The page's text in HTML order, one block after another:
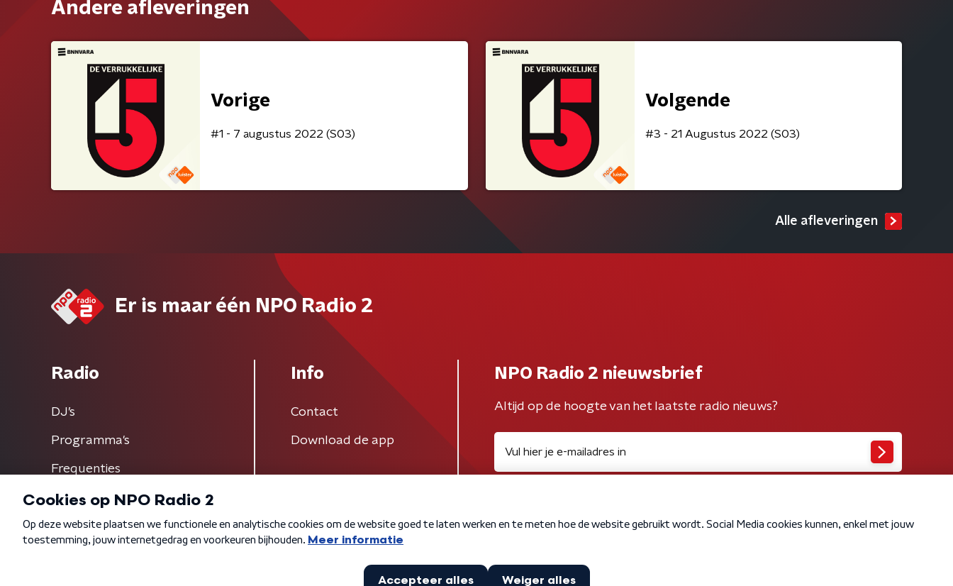
Andere afleveringen
Vorige
#1 - 7 augustus 2022 (S03)
Volgende
#3 - 21 Augustus 2022 (S03)
Alle afleveringen
Er is maar één NPO Radio 2
Radio
DJ’s
Programma's
Frequenties
Info
Contact
Download de app
NPO Radio 2 nieuwsbrief
Altijd op de hoogte van het laatste radio nieuws?
Algemene voorwaarden Privacybeleid